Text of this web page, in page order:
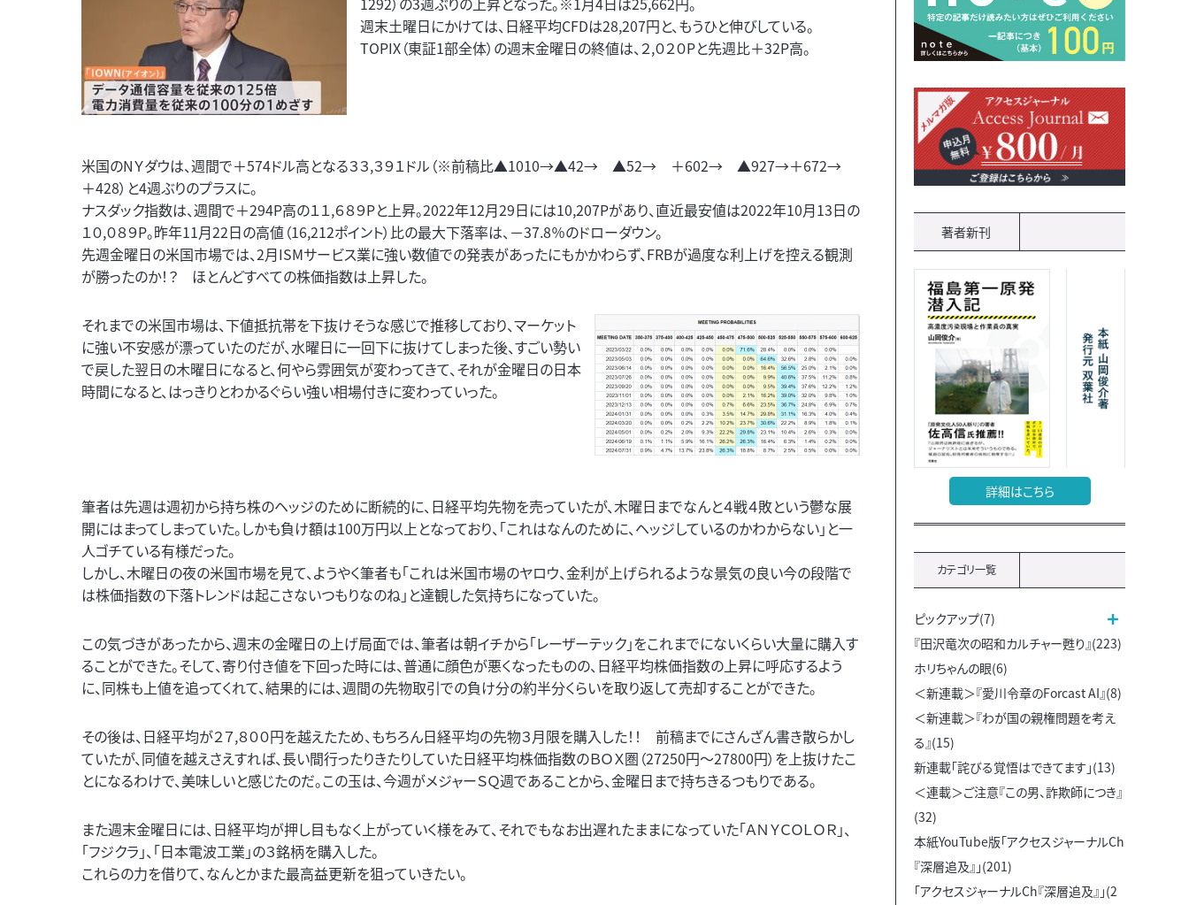
週末土曜日にかけては、日経平均CFDは28,207円と、もうひと伸びしている。
TOPIX（東証1部全体）の週末金曜日の終値は、２,０２０Pと先週比＋32P高。
米国のNＹダウは、週間で＋574ドル高となる３３,３９１ドル（※前稿比▲1010→▲42→ ▲52→ ＋602→ ▲927→＋672→
＋428）と4週ぶりのプラスに。
ナスダック指数は、週間で＋294P高の１１,６８９Pと上昇。2022年12月29日には10,207Pがあり、直近最安値は2022年10月13日の
１０,０８９P。昨年11月22日の高値（16,212ポイント）比の最大下落率は、－37.8％のドローダウン。
先週金曜日の米国市場では、2月ISMサービス業に強い数値での発表があったにもかかわらず、FRBが過度な利上げを控える観測
が勝ったのか！？ ほとんどすべての株価指数は上昇した。
それまでの米国市場は、下値抵抗帯を下抜けそうな感じで推移しており、マーケット
に強い不安感が漂っていたのだが、水曜日に一回下に抜けてしまった後、すごい勢い
で戻した翌日の木曜日になると、何やら雰囲気が変わってきて、それが金曜日の日本
時間になると、はっきりとわかるぐらい強い相場付きに変わっていった。
筆者は先週は週初から持ち株のヘッジのために断続的に、日経平均先物を売っていたが、木曜日までなんと４戦４敗という鬱な展
開にはまってしまっていた。しかも負け額は100万円以上となっており、「これはなんのために、ヘッジしているのかわからない」と一
人ゴチている有様だった。
しかし、木曜日の夜の米国市場を見て、ようやく筆者も「これは米国市場のヤロウ、金利が上げられるような景気の良い今の段階で
は株価指数の下落トレンドは起こさないつもりなのね」と達観した気持ちになっていた。
この気づきがあったから、週末の金曜日の上げ局面では、筆者は朝イチから「レーザーテック」をこれまでにないくらい大量に購入す
ることができた。そして、寄り付き値を下回った時には、普通に顔色が悪くなったものの、日経平均株価指数の上昇に呼応するよう
に、同株も上値を追ってくれて、結果的には、週間の先物取引での負け分の約半分くらいを取り返して売却することができた。
その後は、日経平均が２７,８００円を越えたため、もちろん日経平均の先物３月限を購入した！！ 前稿までにさんざん書き散らかし
ていたが、同値を越えさえすれば、長い間行ったりきたりしていた日経平均株価指数のＢＯＸ圏（27250円～27800円）を上抜けたこ
とになるわけで、美味しいと感じたのだ。この玉は、今週がメジャーＳＱ週であることから、金曜日まで持ちきるつもりである。
また週末金曜日には、日経平均が押し目もなく上がっていく様をみて、それでもなお出遅れたままになっていた「ＡＮＹＣＯＬＯＲ」、
「フジクラ」、「日本電波工業」の３銘柄を購入した。
これらの力を借りて、なんとかまた最高益更新を狙っていきたい。
著者新刊
詳細はこちら
カテゴリ一覧
ピックアップ(7)
『田沢竜次の昭和カルチャー甦り』(223)
ホリちゃんの眼(6)
＜新連載＞『愛川令章のForcast AI』(8)
＜新連載＞『わが国の親権問題を考え
る』(15)
新連載「詫びる覚悟はできてます」(13)
＜連載＞ご注意『この男、詐欺師につき』
(32)
本紙YouTube版「アクセスジャーナルCh
『深層追及』」(201)
「アクセスジャーナルCh『深層追及』」(2